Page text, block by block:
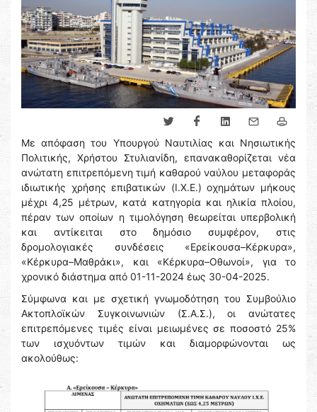
Με απόφαση του Υπουργού Ναυτιλίας και Νησιωτικής
Πολιτικής, Χρήστου Στυλιανίδη, επανακαθορίζεται νέα
ανώτατη επιτρεπόμενη τιμή καθαρού ναύλου μεταφοράς
ιδιωτικής χρήσης επιβατικών (Ι.Χ.Ε.) οχημάτων μήκους
μέχρι 4,25 μέτρων, κατά κατηγορία και ηλικία πλοίου,
πέραν των οποίων η τιμολόγηση θεωρείται υπερβολική
και αντίκειται στο δημόσιο συμφέρον, στις
δρομολογιακές συνδέσεις «Ερείκουσα–Κέρκυρα»,
«Κέρκυρα–Μαθράκι», και «Κέρκυρα–Οθωνοί», για το
χρονικό διάστημα από 01-11-2024 έως 30-04-2025.
Σύμφωνα και με σχετική γνωμοδότηση του Συμβούλιο
Ακτοπλοϊκών Συγκοινωνιών (Σ.Α.Σ.), οι ανώτατες
επιτρεπόμενες τιμές είναι μειωμένες σε ποσοστό 25%
των ισχυόντων τιμών και διαμορφώνονται ως
ακολούθως: